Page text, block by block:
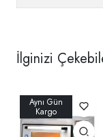
İlginizi